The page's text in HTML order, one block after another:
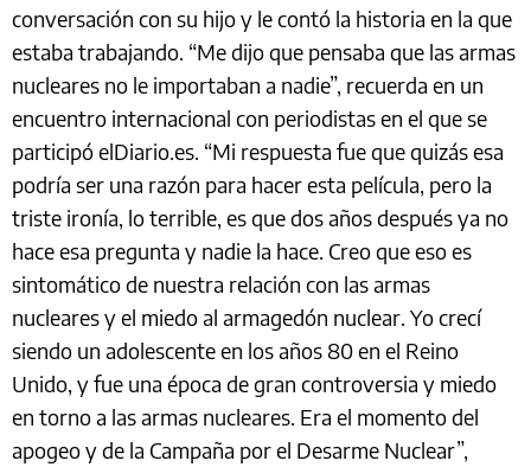
conversación con su hijo y le contó la historia en la que
estaba trabajando. “Me dijo que pensaba que las armas
nucleares no le importaban a nadie”, recuerda en un
encuentro internacional con periodistas en el que se
participó elDiario.es. “Mi respuesta fue que quizás esa
podría ser una razón para hacer esta película, pero la
triste ironía, lo terrible, es que dos años después ya no
hace esa pregunta y nadie la hace. Creo que eso es
sintomático de nuestra relación con las armas
nucleares y el miedo al armagedón nuclear. Yo crecí
siendo un adolescente en los años 80 en el Reino
Unido, y fue una época de gran controversia y miedo
en torno a las armas nucleares. Era el momento del
apogeo y de la Campaña por el Desarme Nuclear”,